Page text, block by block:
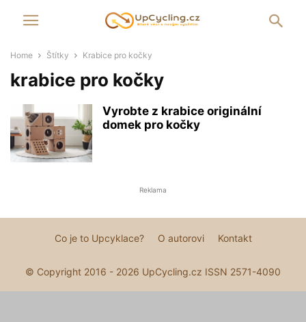
Home Štítky Krabice pro kočky
krabice pro kočky
Vyrobte z krabice originální
domek pro kočky
Reklama
Co je to Upcyklace? O autorovi Kontakt
© Copyright 2016 - 2026 UpCycling.cz ISSN 2571-4090